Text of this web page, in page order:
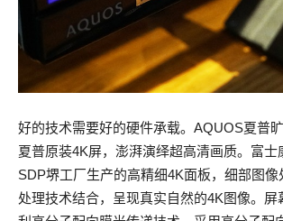
好的技术需要好的硬件承载。AQUOS夏普
夏普原装4K屏，澎湃演绎超高清画质。富士
SDP堺工厂生产的高精细4K面板，细部图像
处理技术结合，呈现真实自然的4K图像。屏